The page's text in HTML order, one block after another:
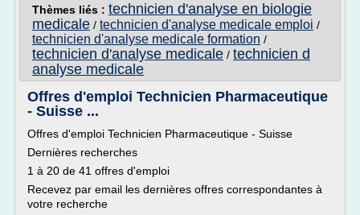
Thèmes liés : technicien d'analyse en biologie
medicale / technicien d'analyse medicale emploi /
technicien d'analyse medicale formation /
technicien d'analyse medicale / technicien d
analyse medicale
Offres d'emploi Technicien Pharmaceutique
- Suisse ...
Offres d'emploi Technicien Pharmaceutique - Suisse
Dernières recherches
1 à 20 de 41 offres d'emploi
Recevez par email les dernières offres correspondantes à
votre recherche